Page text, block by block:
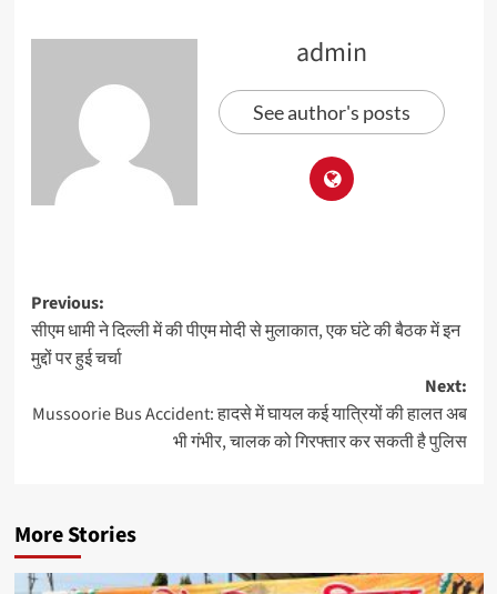
admin
See author's posts
Previous:
सीएम धामी ने दिल्ली में की पीएम मोदी से मुलाकात, एक घंटे की बैठक में इन
मुद्दों पर हुई चर्चा
Next:
Mussoorie Bus Accident: हादसे में घायल कई यात्रियों की हालत अब
भी गंभीर, चालक को गिरफ्तार कर सकती है पुलिस
More Stories